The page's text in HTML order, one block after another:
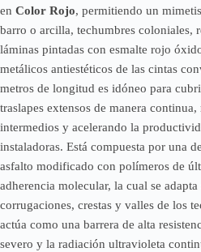
en Color Rojo, permitiendo un
barro o arcilla, techumbres coloniales,
láminas pintadas con esmalte rojo
metálicos antiestéticos de las cintas
metros de longitud es idóneo para
traslapes extensos de manera
intermedios y acelerando la
instaladoras. Está compuesta por una
asfalto modificado con polímeros de
adherencia molecular, la cual se
corrugaciones, crestas y valles de los
actúa como una barrera de alta
severo y la radiación ultravioleta